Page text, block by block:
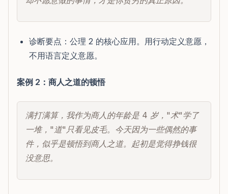
诊断要点：公理 2 的核心应用。用行动定义意愿，
不用语言定义意愿。
案例 2：商人之道的顿悟
满打满算，我作为商人的年龄是 4 岁，"术"学了
一堆，"道"只看见皮毛。今天因为一些偶然的事
件，似乎是顿悟到商人之道。起初是觉得挣钱很
没意思。